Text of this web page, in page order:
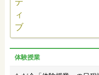
体験授業